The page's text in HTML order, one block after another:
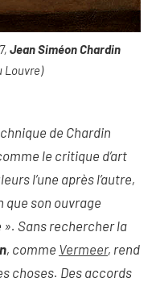
Jean Siméon Chardin
Louvre)
de Chardin
le critique d’art
l’une après l’autre,
que son ouvrage
». Sans rechercher la
, comme Vermeer, rend
choses. Des accords